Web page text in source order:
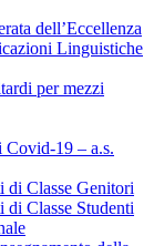
dell’Eccellenza
Linguistiche
per mezzi
Covid-19 – a.s.
di Classe Genitori
Classe Studenti